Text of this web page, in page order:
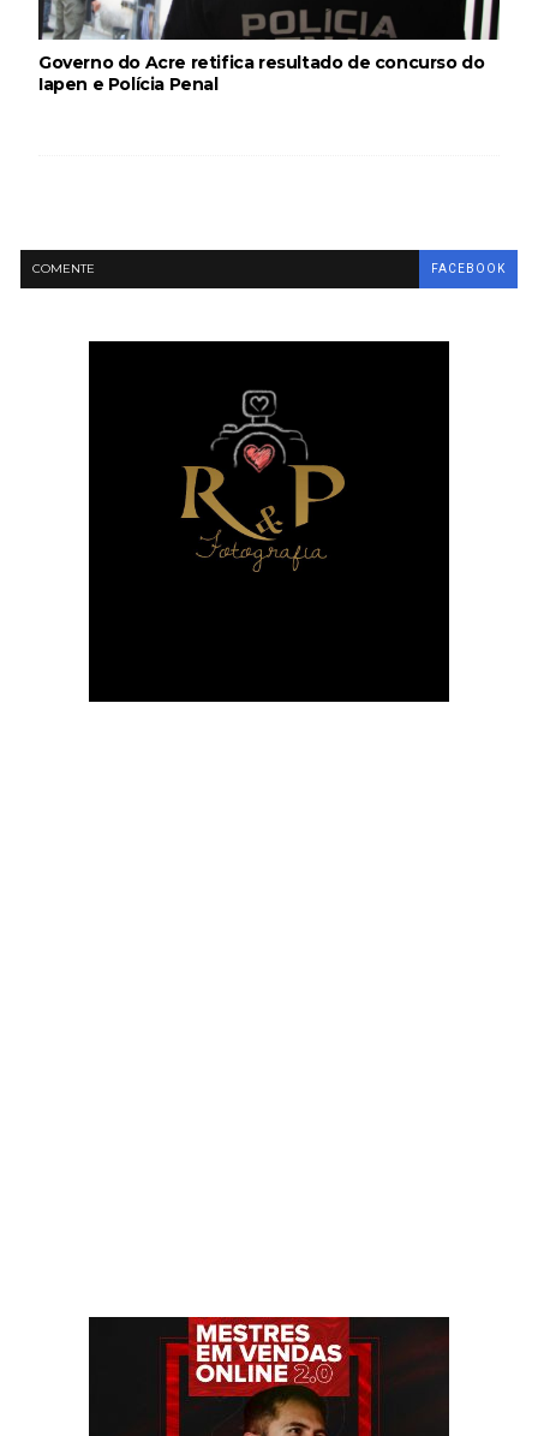
Governo do Acre retifica resultado de concurso do
Iapen e Polícia Penal
COMENTE FACEBOOK